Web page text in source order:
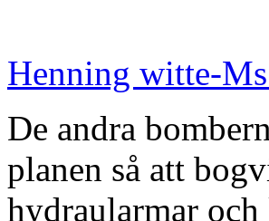
Henning witte-
De andra
planen så att
hydraularmar och